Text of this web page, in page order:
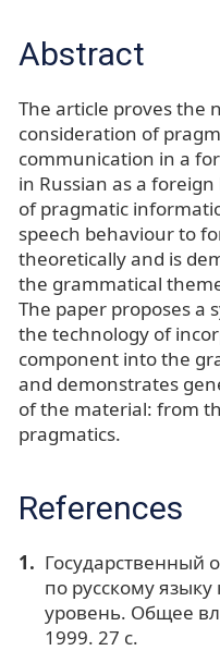
Abstract
The article proves the
consideration of
communication in a
in Russian as a
of pragmatic
speech behaviour to
theoretically and is
the grammatical
The paper proposes a
the technology of
component into the
and demonstrates
of the material: from
pragmatics.
References
Государственный
по русскому
уровень. Общее
1999. 27 с.